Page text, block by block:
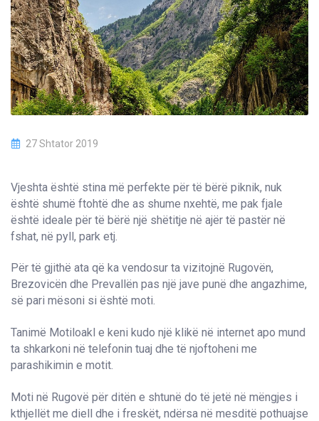
27 Shtator 2019
Vjeshta është stina më perfekte për të bërë piknik, nuk
është shumë ftohtë dhe as shume nxehtë, me pak fjale
është ideale për të bërë një shëtitje në ajër të pastër në
fshat, në pyll, park etj.
Për të gjithë ata që ka vendosur ta vizitojnë Rugovën,
Brezovicën dhe Prevallën pas një jave punë dhe angazhime,
së pari mësoni si është moti.
Tanimë Motiloakl e keni kudo një klikë në internet apo mund
ta shkarkoni në telefonin tuaj dhe të njoftoheni me
parashikimin e motit.
Moti në Rugovë për ditën e shtunë do të jetë në mëngjes i
kthjellët me diell dhe i freskët, ndërsa në mesditë pothuajse